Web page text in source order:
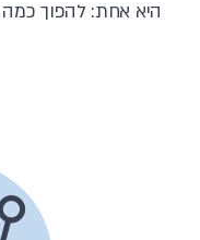
היא אחת: להפוך